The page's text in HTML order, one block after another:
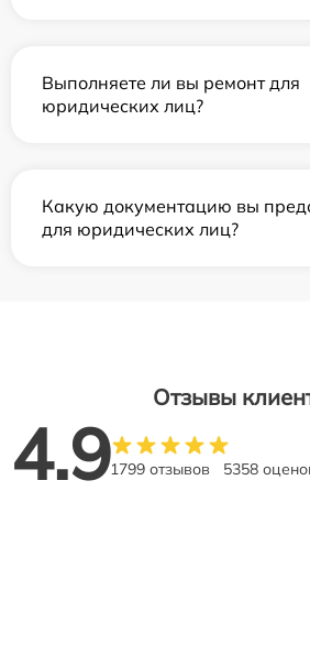
Выполняете ли вы ремонт для
юридических лиц?
Какую документацию вы
для юридических лиц?
Отзывы
4.91799 отзывов 5358